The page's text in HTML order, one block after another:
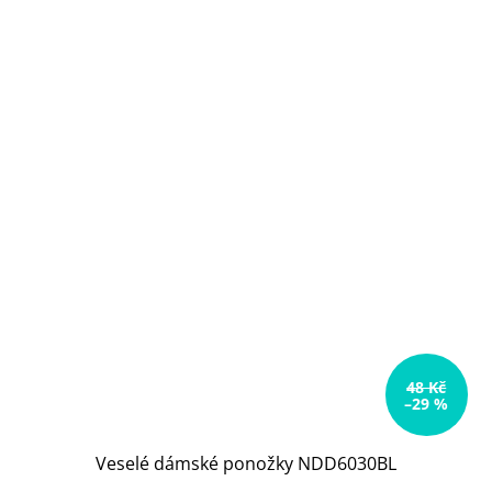
48 Kč
–29 %
Veselé dámské ponožky NDD6030BL